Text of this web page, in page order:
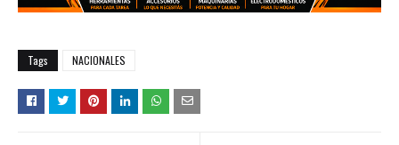
Tags NACIONALES